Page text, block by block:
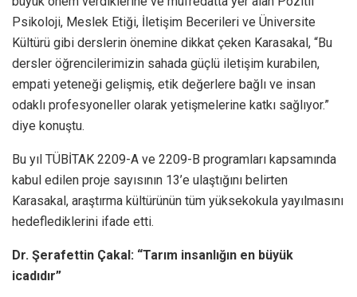
Psikoloji, Meslek Etiği, İletişim Becerileri ve Üniversite
Kültürü gibi derslerin önemine dikkat çeken Karasakal, “Bu
dersler öğrencilerimizin sahada güçlü iletişim kurabilen,
empati yeteneği gelişmiş, etik değerlere bağlı ve insan
odaklı profesyoneller olarak yetişmelerine katkı sağlıyor.”
diye konuştu.
Bu yıl TÜBİTAK 2209-A ve 2209-B programları kapsamında
kabul edilen proje sayısının 13’e ulaştığını belirten
Karasakal, araştırma kültürünün tüm yüksekokula yayılmasını
hedeflediklerini ifade etti.
Dr. Şerafettin Çakal: “Tarım insanlığın en büyük
icadıdır”